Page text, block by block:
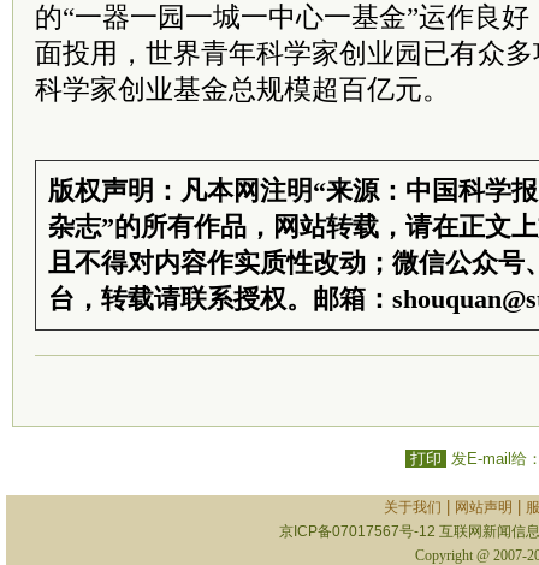
的“一器一园一城一中心一基金”运作良
面投用，世界青年科学家创业园已有众
科学家创业基金总规模超百亿元。
版权声明：凡本网注明“来源：中国科学
杂志”的所有作品，网站转载，请在正文
且不得对内容作实质性改动；微信公众号
台，转载请联系授权。邮箱：
打印 发E-mail给
关于我们 网站声明
京ICP备07017567号-12 互联网新闻信
Copyright @ 2007-